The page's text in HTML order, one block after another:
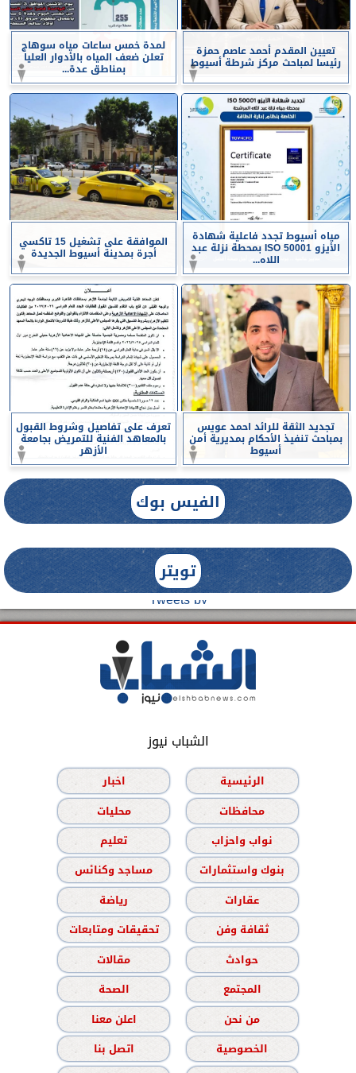
تعيين المقدم أحمد عاصم حمزة
رئيسا لمباحث مركز شرطة أسيوط
لمدة خمس ساعات مياه سوهاج
تعلن ضعف المياه بالأدوار العليا
بمناطق عدة...
مياه أسيوط تجدد فاعلية شهادة
الأيزو ISO 50001 بمحطة نزلة عبد
اللاه...
الموافقة على تشغيل 15 تاكسي
أجرة بمدينة أسيوط الجديدة
تجديد الثقة للرائد احمد عويس
بمباحث تنفيذ الأحكام بمديرية أمن
أسيوط
تعرف على تفاصيل وشروط القبول
بالمعاهد الفنية للتمريض بجامعة
الأزهر
الفيس بوك
تويتر
Tweets by
الشباب نيوز
الرئيسية
اخبار
محافظات
محليات
نواب واحزاب
تعليم
بنوك واستثمارات
مساجد وكنائس
عقارات
رياضة
ثقافة وفن
تحقيقات ومتابعات
حوادث
مقالات
المجتمع
الصحة
من نحن
اعلن معنا
الخصوصية
اتصل بنا